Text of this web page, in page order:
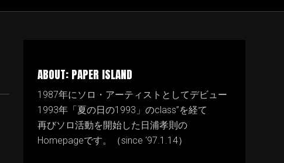
ABOUT: PAPER ISLAND
1987年にソロ・アーティストとしてデビュー
1993年「夏の日の1993」のclass”を経て
再びソロ活動を開始した日浦孝則の
Homepageです。（since ‘97.1.14）